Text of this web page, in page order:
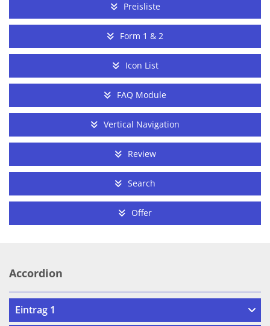
Preisliste
Form 1 & 2
Icon List
FAQ Module
Vertical Navigation
Review
Search
Offer
Accordion
Eintrag 1